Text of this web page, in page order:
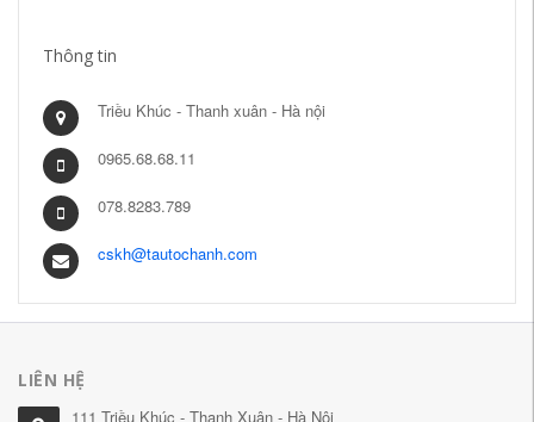
Thông tin
Triều Khúc - Thanh xuân - Hà nội
0965.68.68.11
078.8283.789
cskh@tautochanh.com
LIÊN HỆ
111 Triều Khúc - Thanh Xuân - Hà Nội